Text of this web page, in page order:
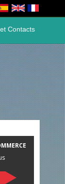
Contacts